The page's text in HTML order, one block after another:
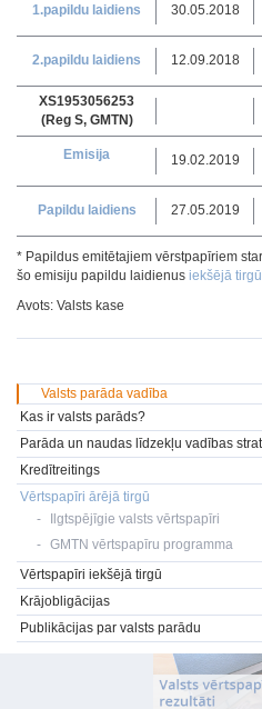
1.papildu laidiens 30.05.2018
2.papildu laidiens 12.09.2018
XS1953056253
(Reg S, GMTN)
Emisija 19.02.2019
Papildu laidiens 27.05.2019
* Papildus emitētajiem vērstpapīriem
šo emisiju papildu laidienus iekšējā tirgū
Avots: Valsts kase
Valsts parāda vadība
Kas ir valsts parāds?
Parāda un naudas līdzekļu vadības
Kredītreitings
Vērtspapīri ārējā tirgū
Ilgtspējīgie valsts vērtspapīri
GMTN vērtspapīru programma
Vērtspapīri iekšējā tirgū
Krājobligācijas
Publikācijas par valsts parādu